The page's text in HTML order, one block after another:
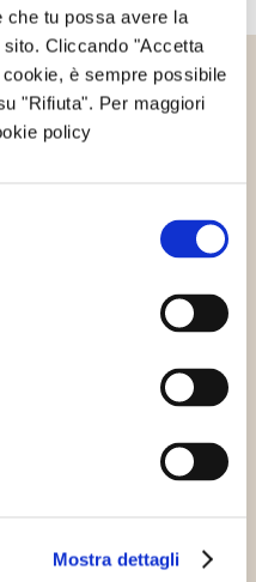
che tu possa avere la
Cliccando "Accetta
è sempre possibile
"Rifiuta". Per maggiori
policy
Mostra dettagli
potrebbero
fotovoltaico che
diventando virale nel